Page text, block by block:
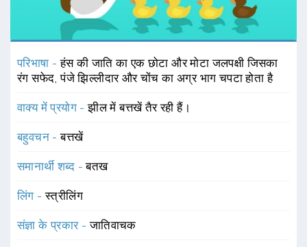
परिभाषा -हंस की जाति का एक छोटा और मोटा जलपक्षी जिसका
रंग सफेद, पंजे झिल्लीदार और चोंच का अग्र भाग चपटा होता है
वाक्य में प्रयोग -झील में बत्तखें तैर रही हैं।
बहुवचन -बत्तखें
समानार्थी शब्द -बतख
लिंग -स्त्रीलिंग
संज्ञा के प्रकार -जातिवाचक